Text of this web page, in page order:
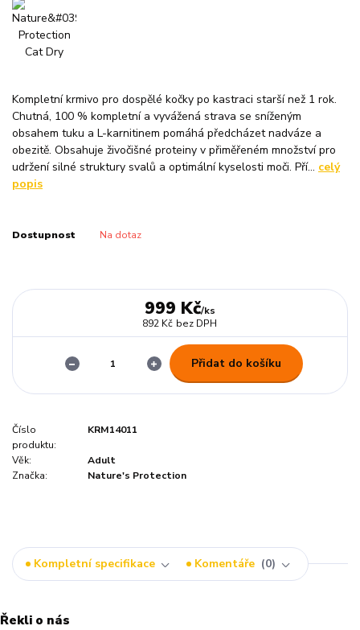
Kompletní krmivo pro dospělé kočky po kastraci starší než 1 rok.
Chutná, 100 % kompletní a vyvážená strava se sníženým
obsahem tuku a L-karnitinem pomáhá předcházet nadváze a
obezitě. Obsahuje živočišné proteiny v přiměřeném množství pro
udržení silné struktury svalů a optimální kyselosti moči. Pří... celý
popis
Dostupnost Na dotaz
999 Kč/ks
892 Kč bez DPH
Přidat do košíku
Číslo
produktu:
KRM14011
Věk:
Adult
Značka:
Nature's Protection
Kompletní specifikace Komentáře 0
Řekli o nás